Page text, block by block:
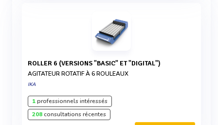
ROLLER 6 (VERSIONS "BASIC" ET "DIGITAL")
AGITATEUR ROTATIF À 6 ROULEAUX
IKA
1professionnels intéressés
208consultations récentes